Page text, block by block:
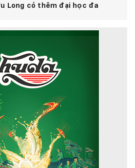
Long có thêm đại học đa